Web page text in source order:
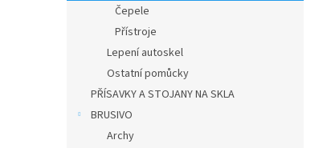
Čepele
Přístroje
Lepení autoskel
Ostatní pomůcky
PŘÍSAVKY A STOJANY NA SKLA
BRUSIVO
Archy